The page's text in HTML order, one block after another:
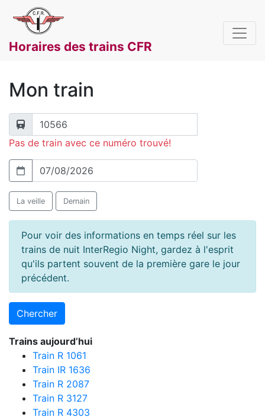
Horaires des trains CFR
Mon train
Pas de train avec ce numéro trouvé!
La veille Demain
Pour voir des informations en temps réel sur les
trains de nuit InterRegio Night, gardez à l'esprit
qu'ils partent souvent de la première gare le jour
précédent.
Trains aujourd’hui
Train R 1061
Train IR 1636
Train R 2087
Train R 3127
Train R 4303